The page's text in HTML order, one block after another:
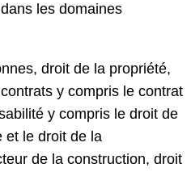
les domaines
droit de la propriété,
y compris le contrat
y compris le droit de
et le droit de la
de la construction, droit